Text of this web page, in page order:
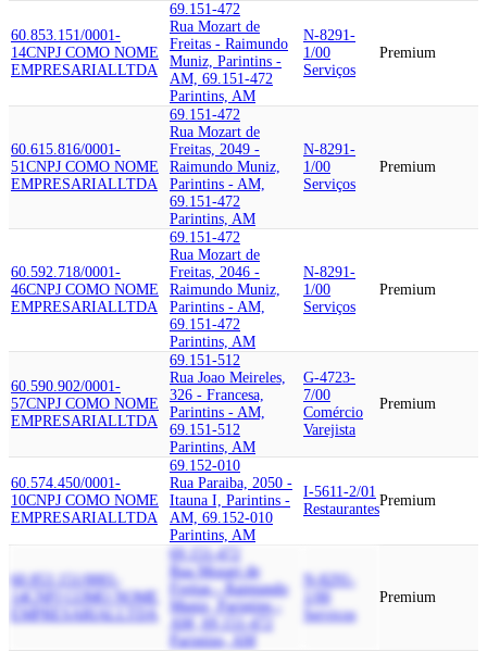
60.853.151/0001-
14CNPJ COMO NOME
EMPRESARIALLTDA
69.151-472
Rua Mozart de
Freitas - Raimundo
Muniz, Parintins -
AM, 69.151-472
Parintins, AM
N-8291-
1/00
Serviços
Premium
60.615.816/0001-
51CNPJ COMO NOME
EMPRESARIALLTDA
69.151-472
Rua Mozart de
Freitas, 2049 -
Raimundo Muniz,
Parintins - AM,
69.151-472
Parintins, AM
N-8291-
1/00
Serviços
Premium
60.592.718/0001-
46CNPJ COMO NOME
EMPRESARIALLTDA
69.151-472
Rua Mozart de
Freitas, 2046 -
Raimundo Muniz,
Parintins - AM,
69.151-472
Parintins, AM
N-8291-
1/00
Serviços
Premium
60.590.902/0001-
57CNPJ COMO NOME
EMPRESARIALLTDA
69.151-512
Rua Joao Meireles,
326 - Francesa,
Parintins - AM,
69.151-512
Parintins, AM
G-4723-
7/00
Comércio
Varejista
Premium
60.574.450/0001-
10CNPJ COMO NOME
EMPRESARIALLTDA
69.152-010
Rua Paraiba, 2050 -
Itauna I, Parintins -
AM, 69.152-010
Parintins, AM
I-5611-2/01
Restaurantes
Premium
60.853.151/0001-
14CNPJ COMO NOME
EMPRESARIALLTDA
69.151-472
Rua Mozart de
Freitas - Raimundo
Muniz, Parintins -
AM, 69.151-472
Parintins, AM
N-8291-
Serviços
Premium